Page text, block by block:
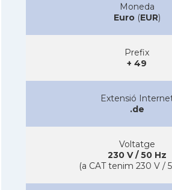
Moneda
Euro(EUR)
Prefix
+ 49
Extensió
.de
Voltatge
230 V / 50 Hz
(a CAT tenim 230 V /